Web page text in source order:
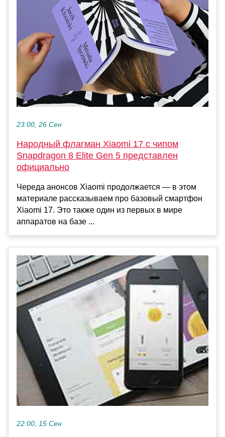
23:00, 26 Сен
Народный флагман Xiaomi 17 с чипом
Snapdragon 8 Elite Gen 5 представлен
официально
Череда анонсов Xiaomi продолжается — в этом
материале рассказываем про базовый смартфон
Xiaomi 17. Это также один из первых в мире
аппаратов на базе ...
22:00, 15 Сен